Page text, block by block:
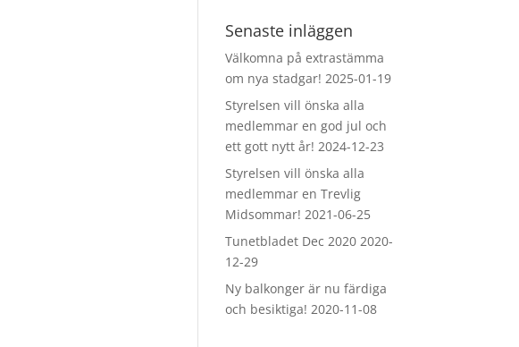
Senaste inläggen
Välkomna på extrastämma
om nya stadgar! 2025-01-19
Styrelsen vill önska alla
medlemmar en god jul och
ett gott nytt år! 2024-12-23
Styrelsen vill önska alla
medlemmar en Trevlig
Midsommar! 2021-06-25
Tunetbladet Dec 2020 2020-
12-29
Ny balkonger är nu färdiga
och besiktiga! 2020-11-08